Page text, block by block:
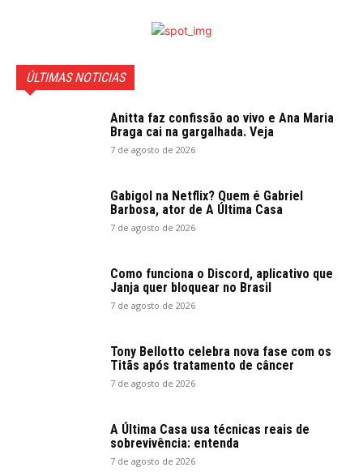
ÚLTIMAS NOTICIAS
Anitta faz confissão ao vivo e Ana Maria
Braga cai na gargalhada. Veja
7 de agosto de 2026
Gabigol na Netflix? Quem é Gabriel
Barbosa, ator de A Última Casa
7 de agosto de 2026
Como funciona o Discord, aplicativo que
Janja quer bloquear no Brasil
7 de agosto de 2026
Tony Bellotto celebra nova fase com os
Titãs após tratamento de câncer
7 de agosto de 2026
A Última Casa usa técnicas reais de
sobrevivência: entenda
7 de agosto de 2026